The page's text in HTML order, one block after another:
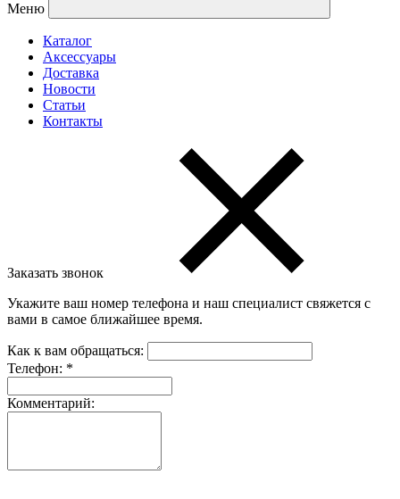
Меню
Каталог
Аксессуары
Доставка
Новости
Статьи
Контакты
Заказать звонок
Укажите ваш номер телефона и наш специалист свяжется с
вами в самое ближайшее время.
Как к вам обращаться:
Телефон: *
Комментарий: